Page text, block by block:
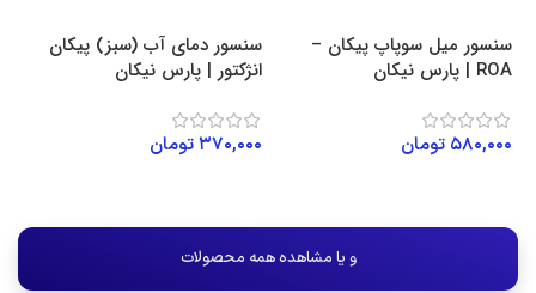
سنسور میل سوپاپ پیکان –
ROA | پارس نیکان
۵۸۰,۰۰۰ تومان
سنسور دمای آب (سبز) پیکان
انژکتور | پارس نیکان
۳۷۰,۰۰۰تومان
و یا مشاهده همه محصولات